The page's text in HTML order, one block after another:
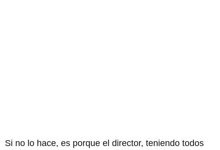
Si no lo hace, es porque el director, teniendo todos